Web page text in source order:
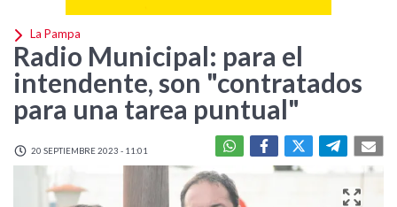
La Pampa
Radio Municipal: para el
intendente, son "contratados
para una tarea puntual"
20 SEPTIEMBRE 2023 - 11:01